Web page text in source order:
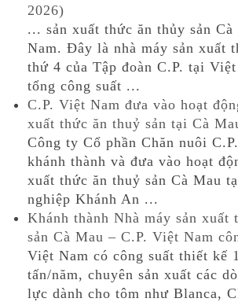
2026)
... sản xuất thức ăn thủy sản
Nam. Đây là nhà máy sản xuất
thứ 4 của Tập đoàn C.P. tại
tổng công suất ...
C.P. Việt Nam đưa vào hoạt
xuất thức ăn thuỷ sản tại Cà
Công ty Cổ phần Chăn nuôi
khánh thành và đưa vào hoạt
xuất thức ăn thuỷ sản Cà Mau
nghiệp Khánh An ...
Khánh thành Nhà máy sản xuất
sản Cà Mau – C.P. Việt Nam
Việt Nam có công suất thiết kế
tấn/năm, chuyên sản xuất các
lực dành cho tôm như Blanca,